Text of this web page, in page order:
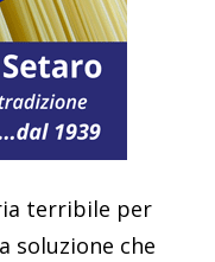
terribile per
soluzione che